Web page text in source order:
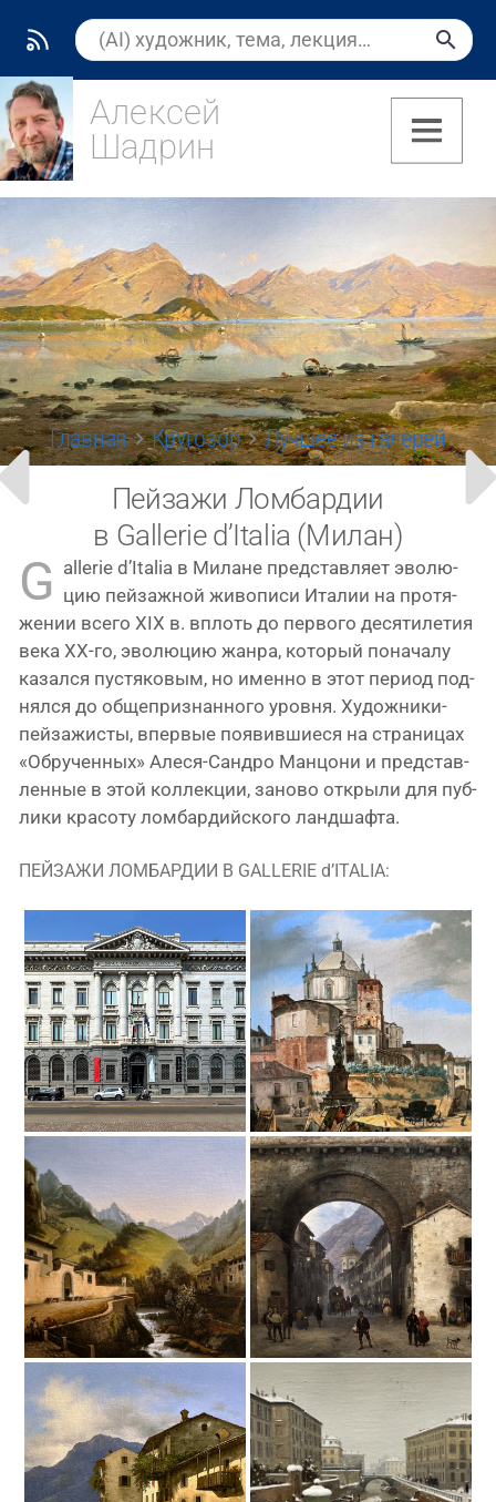
Алексей
Шадрин
Главная Кругозор Лучшее из галерей
Пейзажи Ломбардии
в Gallerie d’Italia (Милан)
G allerie d’Italia в Милане пред­став­ля­ет эво­лю­
цию пей­заж­ной живо­пи­си Италии на про­тя­
же­нии все­го XIX в. вплоть до пер­во­го деся­ти­ле­тия
века XX-го, эво­лю­цию жан­ра, кото­рый пона­ча­лу
казал­ся пустя­ко­вым, но имен­но в этот пери­од под­
нял­ся до обще­при­знан­но­го уров­ня. Художники-
пейзажисты, впер­вые появив­ши­е­ся на стра­ни­цах
«Обрученных» Алеся-Сандро Манцони и пред­став­
лен­ные в этой кол­лек­ции, зано­во откры­ли для пуб­
ли­ки кра­со­ту лом­бар­дий­ско­го ландшафта.
ПЕЙЗАЖИ ЛОМБАРДИИ В GALLERIE d’ITALIA: